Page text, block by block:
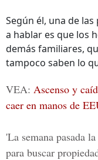
Según él, una de
a hablar es que los
demás familiares,
tampoco saben lo
VEA: Ascenso y
caer en manos de
'La semana pasada
para buscar